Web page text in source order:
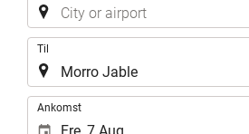
Til
Ankomst